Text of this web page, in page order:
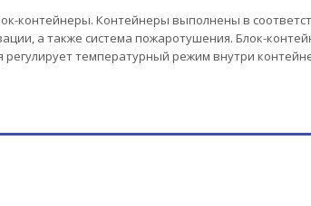
контейнеры. Контейнеры выполнены в
а также система пожаротушения. Блок-
температурный режим внутри